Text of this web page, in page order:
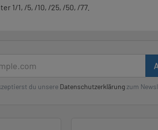
1/1, /5, /10, /25, /50, /77.
du unsere Datenschutzerklärung zum